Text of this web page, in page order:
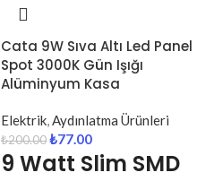
Cata 9W Sıva Altı Led Panel
Spot 3000K Gün Işığı
Alüminyum Kasa
Elektrik,Aydınlatma Ürünleri
₺200.00₺77.00
9 Watt Slim SMD